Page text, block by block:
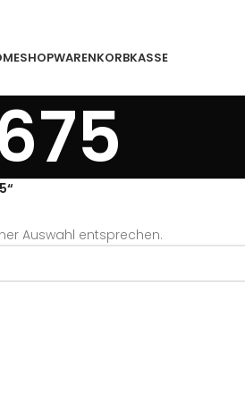
SHOPWARENKORBKASSE
Auswahl entsprechen.